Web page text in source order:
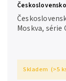
Hej.95a1
Moskva,
Skladem (>5